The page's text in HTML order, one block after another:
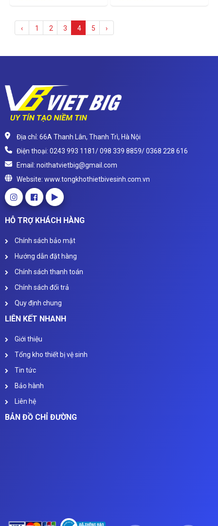
‹ 1 2 3 4 5 ›
Địa chỉ: 66A Thanh Lân, Thanh Trì, Hà Nội
Điện thoại: 0243 993 1181/ 098 339 8859/ 0368 228 616
Email: noithatvietbig@gmail.com
Website: www.tongkhothietbivesinh.com.vn
HỖ TRỢ KHÁCH HÀNG
Chính sách bảo mật
Hướng dẫn đặt hàng
Chính sách thanh toán
Chính sách đổi trả
Quy định chung
LIÊN KẾT NHANH
Giới thiệu
Tổng kho thiết bị vệ sinh
Tin tức
Bảo hành
Liên hệ
BẢN ĐỒ CHỈ ĐƯỜNG